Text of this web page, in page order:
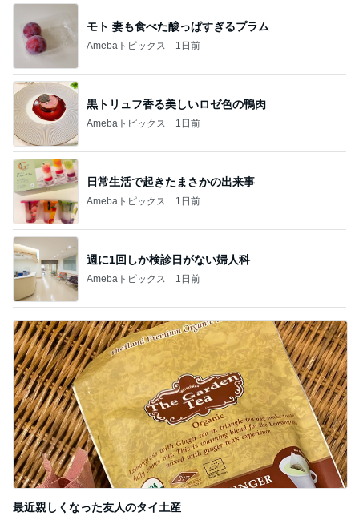
モト 妻も食べた酸っぱすぎるプラム
Amebaトピックス 1日前
黒トリュフ香る美しいロゼ色の鴨肉
Amebaトピックス 1日前
日常生活で起きたまさかの出来事
Amebaトピックス 1日前
週に1回しか検診日がない婦人科
Amebaトピックス 1日前
最近親しくなった友人のタイ土産